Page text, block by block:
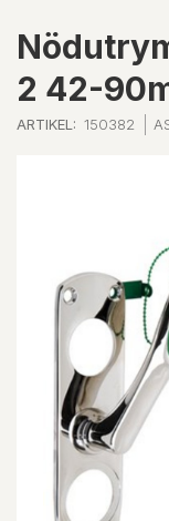
2 42-
ARTIKEL: 150382